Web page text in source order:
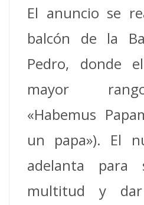
El anuncio se
balcón de la
Pedro, donde
mayor
«Habemus
un papa»). El
adelanta para
multitud y